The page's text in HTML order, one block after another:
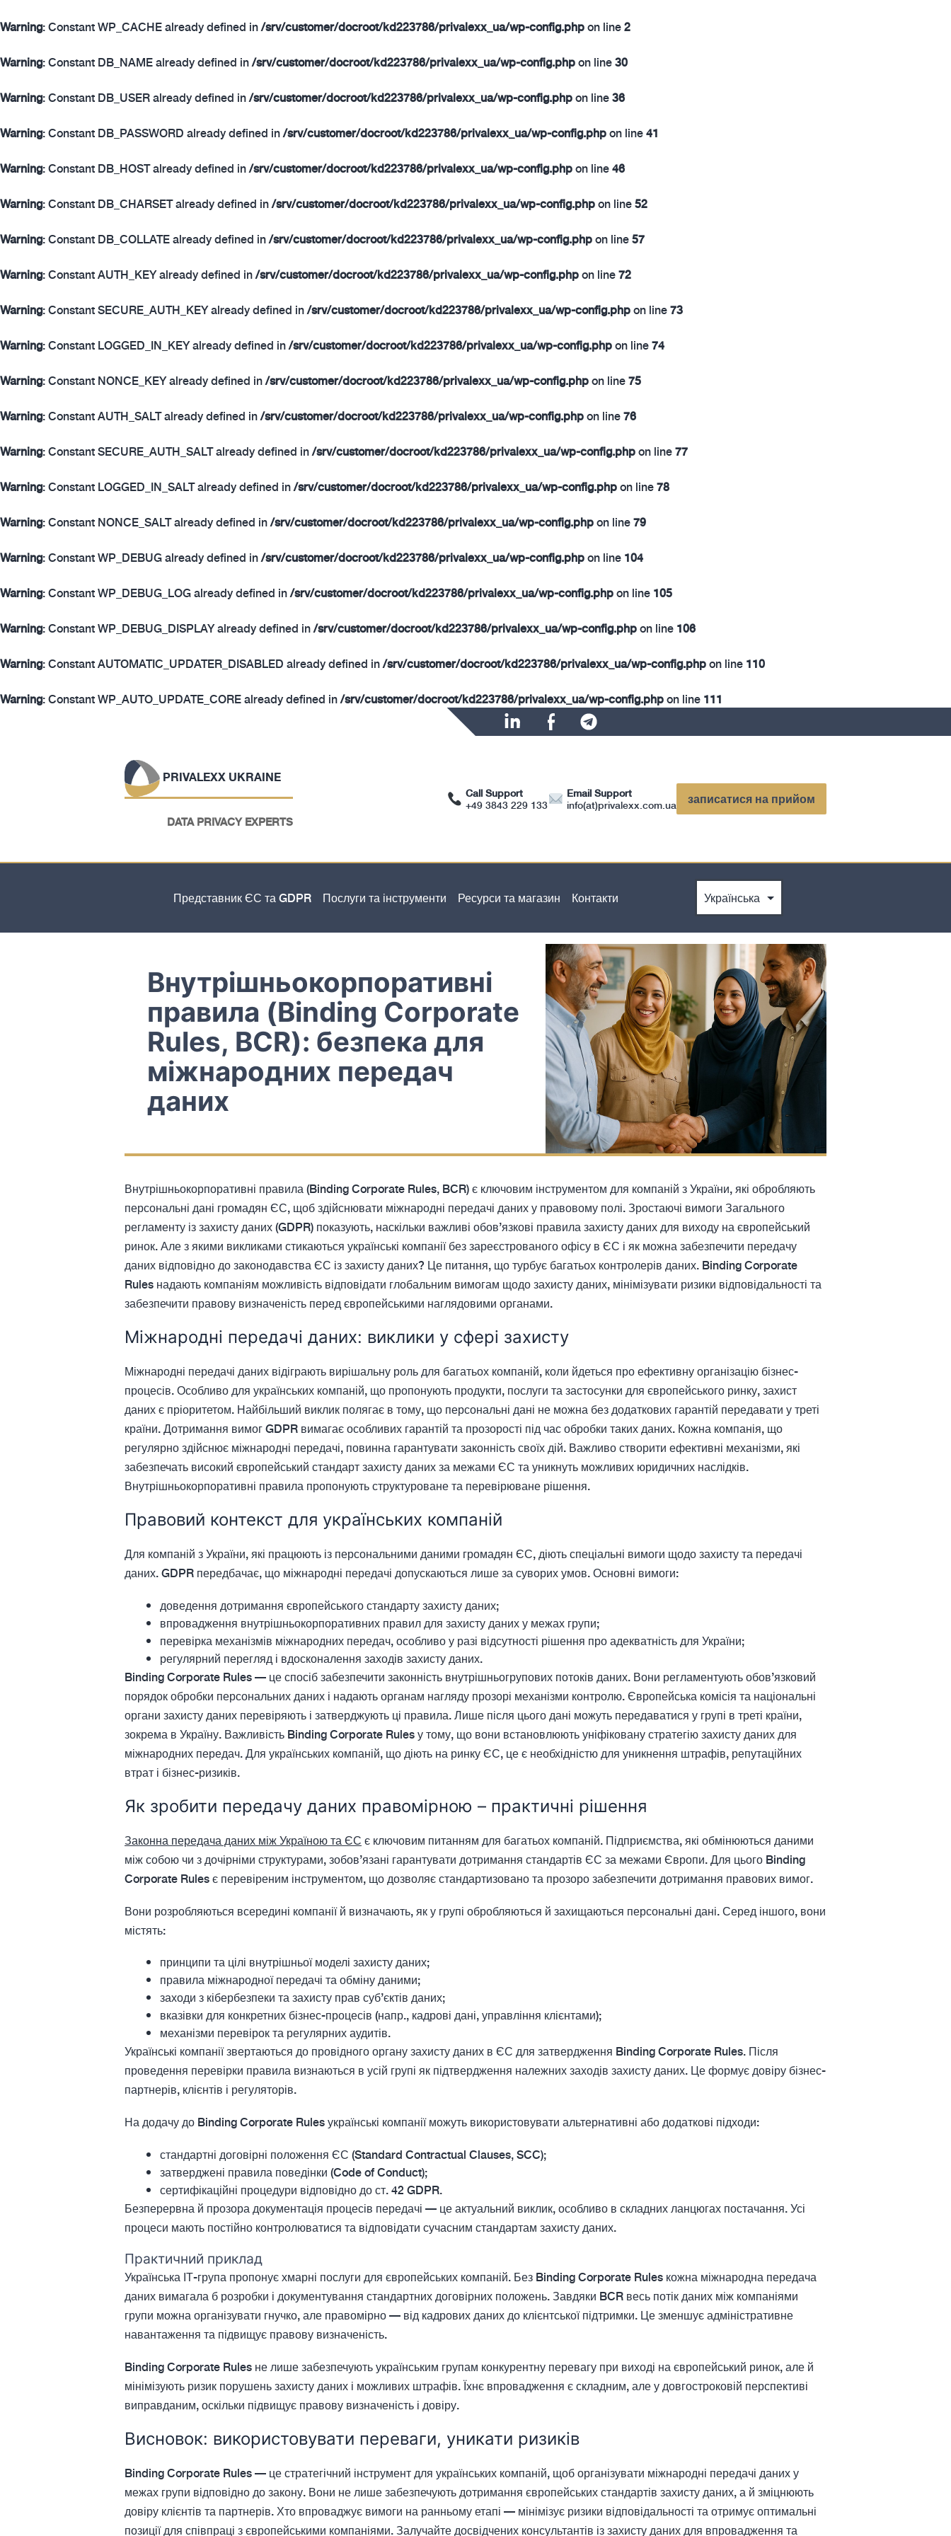
Warning: Constant WP_CACHE already defined in/srv/customer/docroot/kd223786/privalexx_ua/wp-config.phpon line2
Warning: Constant DB_NAME already defined in/srv/customer/docroot/kd223786/privalexx_ua/wp-config.phpon line30
Warning: Constant DB_USER already defined in/srv/customer/docroot/kd223786/privalexx_ua/wp-config.phpon line36
Warning: Constant DB_PASSWORD already defined in/srv/customer/docroot/kd223786/privalexx_ua/wp-config.phpon line41
Warning: Constant DB_HOST already defined in/srv/customer/docroot/kd223786/privalexx_ua/wp-config.phpon line46
Warning: Constant DB_CHARSET already defined in/srv/customer/docroot/kd223786/privalexx_ua/wp-config.phpon line52
Warning: Constant DB_COLLATE already defined in/srv/customer/docroot/kd223786/privalexx_ua/wp-config.phpon line57
Warning: Constant AUTH_KEY already defined in/srv/customer/docroot/kd223786/privalexx_ua/wp-config.phpon line72
Warning: Constant SECURE_AUTH_KEY already defined in/srv/customer/docroot/kd223786/privalexx_ua/wp-config.phpon line73
Warning: Constant LOGGED_IN_KEY already defined in/srv/customer/docroot/kd223786/privalexx_ua/wp-config.phpon line74
Warning: Constant NONCE_KEY already defined in/srv/customer/docroot/kd223786/privalexx_ua/wp-config.phpon line75
Warning: Constant AUTH_SALT already defined in/srv/customer/docroot/kd223786/privalexx_ua/wp-config.phpon line76
Warning: Constant SECURE_AUTH_SALT already defined in/srv/customer/docroot/kd223786/privalexx_ua/wp-config.phpon line77
Warning: Constant LOGGED_IN_SALT already defined in/srv/customer/docroot/kd223786/privalexx_ua/wp-config.phpon line78
Warning: Constant NONCE_SALT already defined in/srv/customer/docroot/kd223786/privalexx_ua/wp-config.phpon line79
Warning: Constant WP_DEBUG already defined in/srv/customer/docroot/kd223786/privalexx_ua/wp-config.phpon line 104
Warning: Constant WP_DEBUG_LOG already defined in/srv/customer/docroot/kd223786/privalexx_ua/wp-config.phpon line 105
Warning: Constant WP_DEBUG_DISPLAY already defined in/srv/customer/docroot/kd223786/privalexx_ua/wp-config.phpon line 106
Warning: Constant AUTOMATIC_UPDATER_DISABLED already defined in/srv/customer/docroot/kd223786/privalexx_ua/wp-config.phpon line 110
Warning: Constant WP_AUTO_UPDATE_CORE already defined in/srv/customer/docroot/kd223786/privalexx_ua/wp-config.phpon line 111
PRIVALEXX UKRAINE
DATA PRIVACY EXPERTS
Call Support
+49 3843 229 133
Email Support
info(at)privalexx.com.ua
записатися на прийом
Представник ЄС та GDPR Послуги та інструменти Ресурси та магазин Контакти
Внутрішньокорпоративні
правила (Binding Corporate
Rules, BCR): безпека для
міжнародних передач
даних
Внутрішньокорпоративні правила (Binding Corporate Rules, BCR) є ключовим інструментом для компаній з України, які обробляють
персональні дані громадян ЄС, щоб здійснювати міжнародні передачі даних у правовому полі. Зростаючі вимоги Загального
регламенту із захисту даних (GDPR) показують, наскільки важливі обов’язкові правила захисту даних для виходу на європейський
ринок. Але з якими викликами стикаються українські компанії без зареєстрованого офісу в ЄС і як можна забезпечити передачу
даних відповідно до законодавства ЄС із захисту даних? Це питання, що турбує багатьох контролерів даних. Binding Corporate
Rules надають компаніям можливість відповідати глобальним вимогам щодо захисту даних, мінімізувати ризики відповідальності та
забезпечити правову визначеність перед європейськими наглядовими органами.
Міжнародні передачі даних: виклики у сфері захисту
Міжнародні передачі даних відіграють вирішальну роль для багатьох компаній, коли йдеться про ефективну організацію бізнес-
процесів. Особливо для українських компаній, що пропонують продукти, послуги та застосунки для європейського ринку, захист
даних є пріоритетом. Найбільший виклик полягає в тому, що персональні дані не можна без додаткових гарантій передавати у треті
країни. Дотримання вимог GDPR вимагає особливих гарантій та прозорості під час обробки таких даних. Кожна компанія, що
регулярно здійснює міжнародні передачі, повинна гарантувати законність своїх дій. Важливо створити ефективні механізми, які
забезпечать високий європейський стандарт захисту даних за межами ЄС та уникнуть можливих юридичних наслідків.
Внутрішньокорпоративні правила пропонують структуроване та перевірюване рішення.
Правовий контекст для українських компаній
Для компаній з України, які працюють із персональними даними громадян ЄС, діють спеціальні вимоги щодо захисту та передачі
даних. GDPR передбачає, що міжнародні передачі допускаються лише за суворих умов. Основні вимоги:
доведення дотримання європейського стандарту захисту даних;
впровадження внутрішньокорпоративних правил для захисту даних у межах групи;
перевірка механізмів міжнародних передач, особливо у разі відсутності рішення про адекватність для України;
регулярний перегляд і вдосконалення заходів захисту даних.
Binding Corporate Rules — це спосіб забезпечити законність внутрішньогрупових потоків даних. Вони регламентують обов’язковий
порядок обробки персональних даних і надають органам нагляду прозорі механізми контролю. Європейська комісія та національні
органи захисту даних перевіряють і затверджують ці правила. Лише після цього дані можуть передаватися у групі в треті країни,
зокрема в Україну. Важливість Binding Corporate Rules у тому, що вони встановлюють уніфіковану стратегію захисту даних для
міжнародних передач. Для українських компаній, що діють на ринку ЄС, це є необхідністю для уникнення штрафів, репутаційних
втрат і бізнес-ризиків.
Як зробити передачу даних правомірною – практичні рішення
Законна передача даних між Україною та ЄС є ключовим питанням для багатьох компаній. Підприємства, які обмінюються даними
між собою чи з дочірніми структурами, зобов’язані гарантувати дотримання стандартів ЄС за межами Європи. Для цього Binding
Corporate Rules є перевіреним інструментом, що дозволяє стандартизовано та прозоро забезпечити дотримання правових вимог.
Вони розробляються всередині компанії й визначають, як у групі обробляються й захищаються персональні дані. Серед іншого, вони
містять:
принципи та цілі внутрішньої моделі захисту даних;
правила міжнародної передачі та обміну даними;
заходи з кібербезпеки та захисту прав суб’єктів даних;
вказівки для конкретних бізнес-процесів (напр., кадрові дані, управління клієнтами);
механізми перевірок та регулярних аудитів.
Українські компанії звертаються до провідного органу захисту даних в ЄС для затвердження Binding Corporate Rules. Після
проведення перевірки правила визнаються в усій групі як підтвердження належних заходів захисту даних. Це формує довіру бізнес-
партнерів, клієнтів і регуляторів.
На додачу до Binding Corporate Rules українські компанії можуть використовувати альтернативні або додаткові підходи:
стандартні договірні положення ЄС (Standard Contractual Clauses, SCC);
затверджені правила поведінки (Code of Conduct);
сертифікаційні процедури відповідно до ст. 42 GDPR.
Безперервна й прозора документація процесів передачі — це актуальний виклик, особливо в складних ланцюгах постачання. Усі
процеси мають постійно контролюватися та відповідати сучасним стандартам захисту даних.
Практичний приклад
Українська ІТ-група пропонує хмарні послуги для європейських компаній. Без Binding Corporate Rules кожна міжнародна передача
даних вимагала б розробки і документування стандартних договірних положень. Завдяки BCR весь потік даних між компаніями
групи можна організувати гнучко, але правомірно — від кадрових даних до клієнтської підтримки. Це зменшує адміністративне
навантаження та підвищує правову визначеність.
Binding Corporate Rules не лише забезпечують українським групам конкурентну перевагу при виході на європейський ринок, але й
мінімізують ризик порушень захисту даних і можливих штрафів. Їхнє впровадження є складним, але у довгостроковій перспективі
виправданим, оскільки підвищує правову визначеність і довіру.
Висновок: використовувати переваги, уникати ризиків
Binding Corporate Rules — це стратегічний інструмент для українських компаній, щоб організувати міжнародні передачі даних у
межах групи відповідно до закону. Вони не лише забезпечують дотримання європейських стандартів захисту даних, а й зміцнюють
довіру клієнтів та партнерів. Хто впроваджує вимоги на ранньому етапі — мінімізує ризики відповідальності та отримує оптимальні
позиції для співпраці з європейськими компаніями. Залучайте досвідчених консультантів із захисту даних для впровадження та